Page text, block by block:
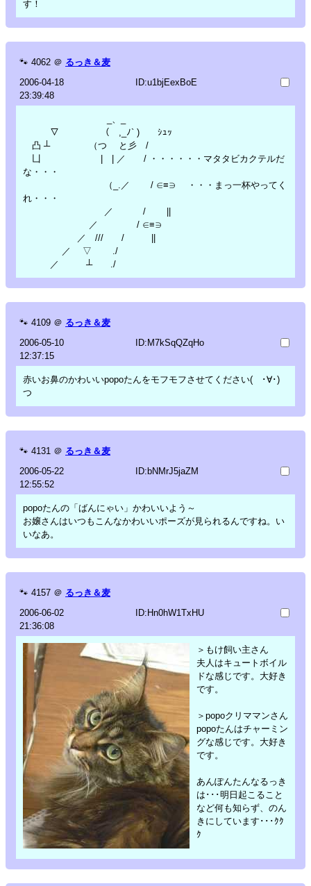
す！
🐾 4062 ＠ るっき＆麦
2006-04-18
23:39:48
ID:u1bjEexBoE
▽ （ ,_ﾉ` ) ｼｭｯ
凸 ┴ （つ と彡 /
凵 | | ／ / ・・・・・・マタタビカクテルだ
な・・・
（_.／ / ∈≡∋ ・・・まっ一杯やってく
れ・・・
／ / ||
／ / ∈≡∋
／ /// / ||
／ ▽ ./
／ ┴ ./
🐾 4109 ＠ るっき＆麦
2006-05-10
12:37:15
ID:M7kSqQZqHo
赤いお鼻のかわいいpopoたんをモフモフさせてください( ･∀･)
つ
🐾 4131 ＠ るっき＆麦
2006-05-22
12:55:52
ID:bNMrJ5jaZM
popoたんの「ばんにゃい」かわいいよう～
お嬢さんはいつもこんなかわいいポーズが見られるんですね。い
いなあ。
🐾 4157 ＠ るっき＆麦
2006-06-02
21:36:08
ID:Hn0hW1TxHU
＞もけ飼い主さん
夫人はキュートボイル
ドな感じです。大好き
です。
＞popoクリママンさん
popoたんはチャーミン
グな感じです。大好き
です。
あんぽんたんなるっき
は･･･明日起こること
など何も知らず、のん
きにしています･･･ｸｸ
ｸ